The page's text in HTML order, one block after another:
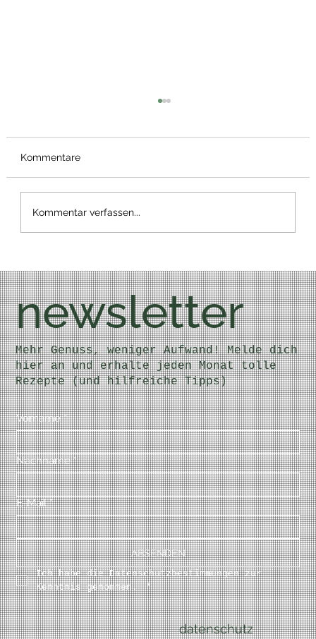
Bärlauch Wrap
Kommentare
Kommentar verfassen...
newsletter
Mehr Genuss, weniger Aufwand! Melde dich
hier an und erhalte jeden Monat tolle
Rezepte (und hilfreiche Tipps)
Vorname *
Nachname *
E-Mail *
ABSENDEN
Ich habe die Datenschutzbestimmungen zur
Kenntnis genommen. *
datenschutz